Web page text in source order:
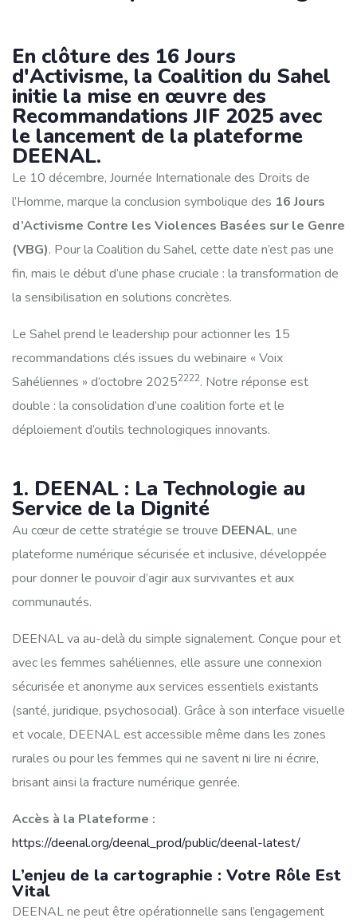
En clôture des 16 Jours
d'Activisme, la Coalition du Sahel
initie la mise en œuvre des
Recommandations JIF 2025 avec
le lancement de la plateforme
DEENAL.
Le 10 décembre, Journée Internationale des Droits de
l’Homme, marque la conclusion symbolique des 16 Jours
d’Activisme Contre les Violences Basées sur le Genre
(VBG). Pour la Coalition du Sahel, cette date n’est pas une
fin, mais le début d’une phase cruciale : la transformation de
la sensibilisation en solutions concrètes.
Le Sahel prend le leadership pour actionner les 15
recommandations clés issues du webinaire « Voix
Sahéliennes » d’octobre 20252222. Notre réponse est
double : la consolidation d’une coalition forte et le
déploiement d’outils technologiques innovants.
1. DEENAL : La Technologie au
Service de la Dignité
Au cœur de cette stratégie se trouve DEENAL, une
plateforme numérique sécurisée et inclusive, développée
pour donner le pouvoir d’agir aux survivantes et aux
communautés.
DEENAL va au-delà du simple signalement. Conçue pour et
avec les femmes sahéliennes, elle assure une connexion
sécurisée et anonyme aux services essentiels existants
(santé, juridique, psychosocial). Grâce à son interface visuelle
et vocale, DEENAL est accessible même dans les zones
rurales ou pour les femmes qui ne savent ni lire ni écrire,
brisant ainsi la fracture numérique genrée.
Accès à la Plateforme :
https://deenal.org/deenal_prod/public/deenal-latest/
L’enjeu de la cartographie : Votre Rôle Est
Vital
DEENAL ne peut être opérationnelle sans l’engagement